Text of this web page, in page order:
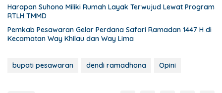
Harapan Suhono Miliki Rumah Layak Terwujud Lewat Program
RTLH TMMD
Pemkab Pesawaran Gelar Perdana Safari Ramadan 1447 H di
Kecamatan Way Khilau dan Way Lima
bupati pesawaran dendi ramadhona Opini